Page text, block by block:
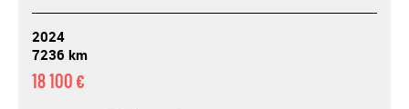
2024
7236 km
18 100 €